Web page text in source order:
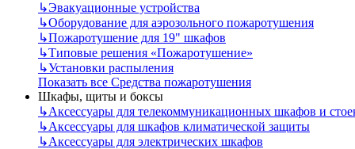
↳Эвакуационные устройства
↳Оборудование для аэрозольного пожаротушения
↳Пожаротушение для 19" шкафов
↳Типовые решения «Пожаротушение»
↳Установки распыления
Показать все Средства пожаротушения
Шкафы, щиты и боксы
↳Аксессуары для телекоммуникационных шкафов и
↳Аксессуары для шкафов климатической защиты
↳Аксессуары для электрических шкафов